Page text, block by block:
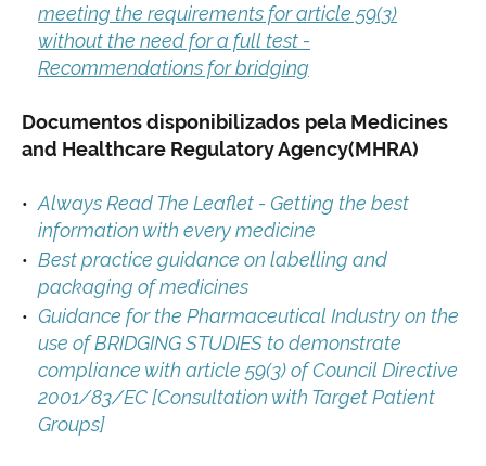
meeting the requirements for article 59(3)
without the need for a full test -
Recommendations for bridging
Documentos disponibilizados pela Medicines
and Healthcare Regulatory Agency(MHRA)
Always Read The Leaflet - Getting the best
information with every medicine
Best practice guidance on labelling and
packaging of medicines
Guidance for the Pharmaceutical Industry on the
use of BRIDGING STUDIES to demonstrate
compliance with article 59(3) of Council Directive
2001/83/EC [Consultation with Target Patient
Groups]